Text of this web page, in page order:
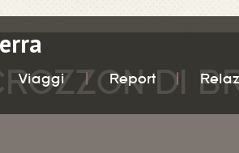
Viaggi ReportDI